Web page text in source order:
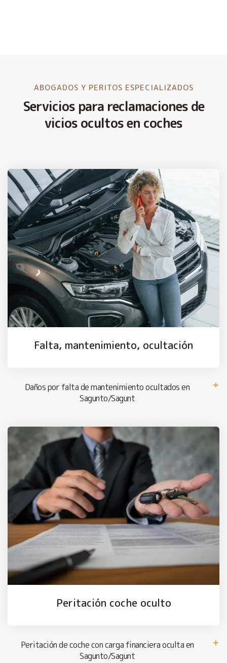
ABOGADOS Y PERITOS ESPECIALIZADOS
Servicios para reclamaciones de
vicios ocultos en coches
Falta, mantenimiento, ocultación
Daños por falta de mantenimiento ocultados en
Sagunto/Sagunt
Peritación coche oculto
Peritación de coche con carga financiera oculta en
Sagunto/Sagunt